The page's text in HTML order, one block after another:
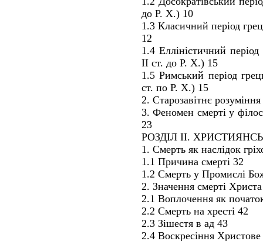
до Р. Х.) 10
1.3 Класичний період
12
1.4 Елліністичний
II ст. до Р. Х.) 15
1.5 Римський період
ст. по Р. Х.) 15
2. Старозавітнє
3. Феномен смерті у
23
РОЗДІЛ II.
1. Смерть як наслідок
1.1 Причина смерті 32
1.2 Смерть у Промислі
2. Значення смерті
2.1 Воплочення як
2.2 Смерть на хресті 42
2.3 Зішестя в ад 43
2.4 Воскресіння Христове